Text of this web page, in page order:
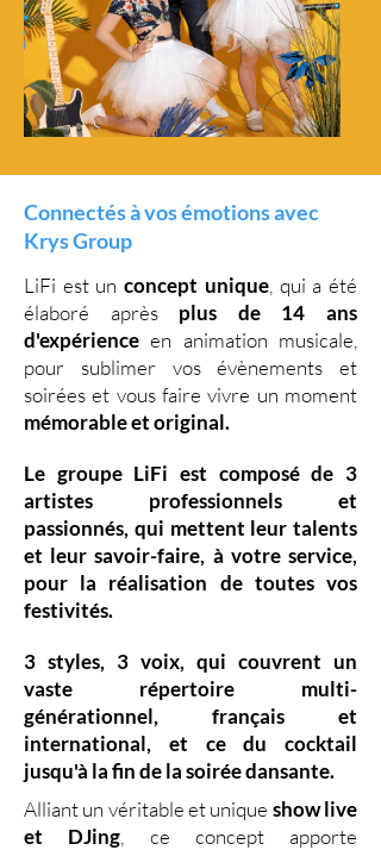
Connectés à vos émotions avec
Krys Group
LiFi est unconcept unique, qui a été
élaboré après plus de 14 ans
d'expérience en animation musicale,
pour sublimer vos évènements et
soirées et vous faire vivre un moment
mémorable et original.
Le groupe LiFi est composé de 3
artistes professionnels et
passionnés, qui mettent leur talents
et leursavoir-faire, à votre service,
pour la réalisation de toutes vos
festivités.
3 styles, 3 voix, qui couvrent un
vaste répertoire multi-
générationnel,
français et
international, et ce du cocktail
jusqu'à la fin de la soirée dansante.
Alliant un véritable et unique show live
et DJing
ce concept apporte